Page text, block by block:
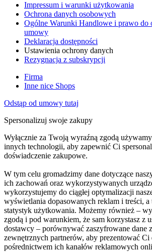
Impressum i warunki użytkowania
Ochrona danych osobowych
Ogólne Warunki Handlowe i prawo do
umowy
Deklaracja dostępności
Ustawienia ochrony danych
Rezygnacja z subskrypcji
Firma
Inne nice Shops
Odstąp od umowy tutaj
Spersonalizuj swoje zakupy
Wyłącznie za Twoją wyraźną zgodą
innych technologii, aby zapewnić Ci
doświadczenie zakupowe.
W tym celu gromadzimy dane dotyczące
ich zachowań oraz wykorzystywanych
wykorzystujemy do ciągłej optymalizacji
wyświetlania dopasowanych reklam i treści, a
statystyk użytkowania. Możemy również –
zgodą i pod warunkiem, że sam korzystasz z
dostawcy – porównywać zaszyfrowane dane
zewnętrznych partnerów, aby prezentować Ci
pośrednictwem ich kanałów reklamowych